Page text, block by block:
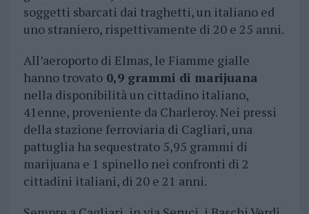
soggetti sbarcati dai traghetti, un italiano ed
uno straniero, rispettivamente di 20 e 25 anni.
All’aeroporto di Elmas, le Fiamme gialle
hanno trovato0,9 grammi di marijuana
nella disponibilità un cittadino italiano,
41enne, proveniente da Charleroy. Nei pressi
della stazione ferroviaria di Cagliari, una
pattuglia ha sequestrato 5,95 grammi di
marijuana e 1 spinello nei confronti di 2
cittadini italiani, di 20 e 21 anni.